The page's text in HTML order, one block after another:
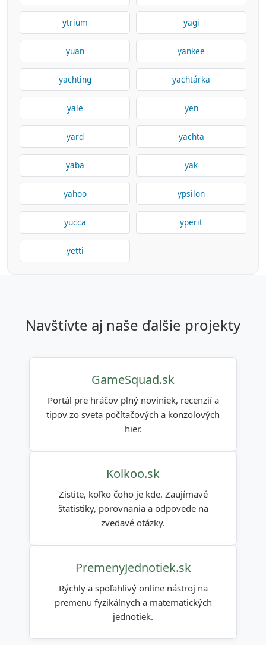
ytrium yagi
yuan yankee
yachting yachtárka
yale yen
yard yachta
yaba yak
yahoo ypsilon
yucca yperit
yetti
navštívte aj naše ďalšie projekty
GameSquad.sk
Portál pre hráčov plný noviniek, recenzií a
tipov zo sveta počítačových a konzolových
hier.
Kolkoo.sk
Zistite, koľko čoho je kde. Zaujímavé
štatistiky, porovnania a odpovede na
zvedavé otázky.
PremenyJednotiek.sk
Rýchly a spoľahlivý online nástroj na
premenu fyzikálnych a matematických
jednotiek.